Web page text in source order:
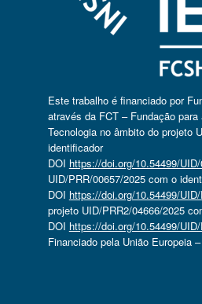
Este trabalho é financiado por
através da FCT – Fundação
Tecnologia no âmbito do projeto
identificador
DOI https://doi.org/10.54499/
UID/PRR/00657/2025 com o
DOI https://doi.org/10.54499/
projeto UID/PRR2/04666/2025
DOI https://doi.org/10.54499/
Financiado pela União Europeia